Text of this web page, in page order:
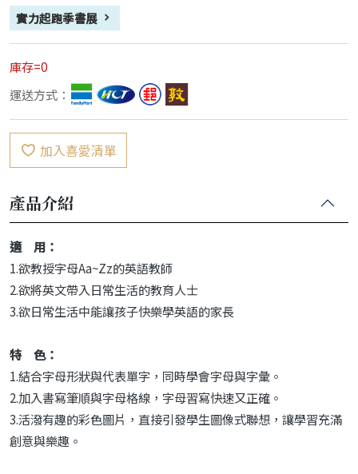
實力起跑季書展
庫存=0
運送方式：
加入喜愛清單
產品介紹
適 用：
1.欲教授字母Aa~Zz的英語教師
2.欲將英文帶入日常生活的教育人士
3.欲日常生活中能讓孩子快樂學英語的家長
特 色：
1.結合字母形狀與代表單字，同時學會字母與字彙。
2.加入書寫筆順與字母格線，字母習寫快速又正確。
3.活潑有趣的彩色圖片，直接引發學生圖像式聯想，讓學習充滿
創意與樂趣。